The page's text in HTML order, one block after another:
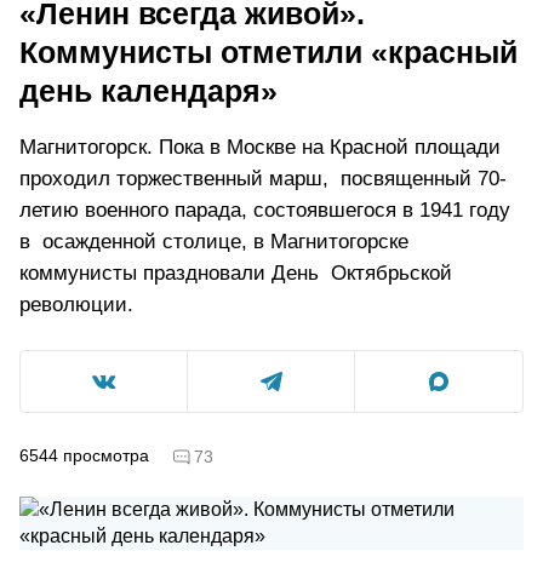
«Ленин всегда живой».
Коммунисты отметили «красный
день календаря»
Магнитогорск. Пока в Москве на Красной площади
проходил торжественный марш, посвященный 70-
летию военного парада, состоявшегося в 1941 году
в осажденной столице, в Магнитогорске
коммунисты праздновали День Октябрьской
революции.
6544 просмотра 73